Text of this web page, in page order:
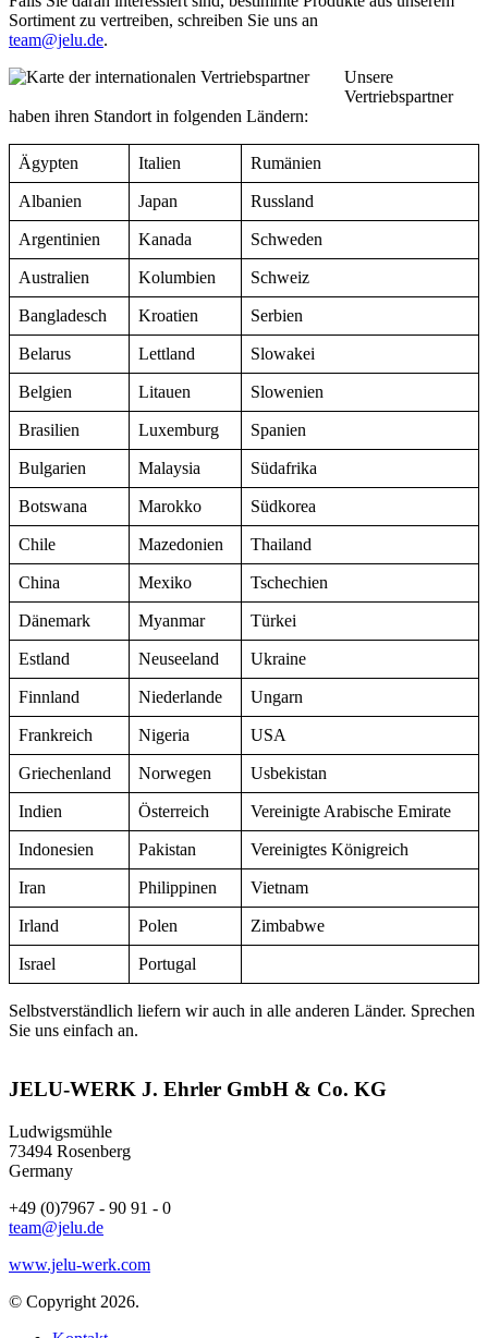
Sortiment zu vertreiben, schreiben Sie uns an
team@jelu.de.
Unsere
Vertriebspartner
haben ihren Standort in folgenden Ländern:
Ägypten Italien Rumänien
Albanien Japan Russland
Argentinien Kanada Schweden
Australien Kolumbien Schweiz
Bangladesch Kroatien Serbien
Belarus Lettland Slowakei
Belgien Litauen Slowenien
Brasilien Luxemburg Spanien
Bulgarien Malaysia Südafrika
Botswana Marokko Südkorea
Chile Mazedonien Thailand
China Mexiko Tschechien
Dänemark Myanmar Türkei
Estland Neuseeland Ukraine
Finnland Niederlande Ungarn
Frankreich Nigeria USA
Griechenland Norwegen Usbekistan
Indien Österreich Vereinigte Arabische Emirate
Indonesien Pakistan Vereinigtes Königreich
Iran Philippinen Vietnam
Irland Polen Zimbabwe
Israel Portugal
Selbstverständlich liefern wir auch in alle anderen Länder. Sprechen
Sie uns einfach an.
JELU-WERK J. Ehrler GmbH & Co. KG
Ludwigsmühle
73494 Rosenberg
Germany
+49 (0)7967 - 90 91 - 0
team@jelu.de
www.jelu-werk.com
© Copyright 2026.